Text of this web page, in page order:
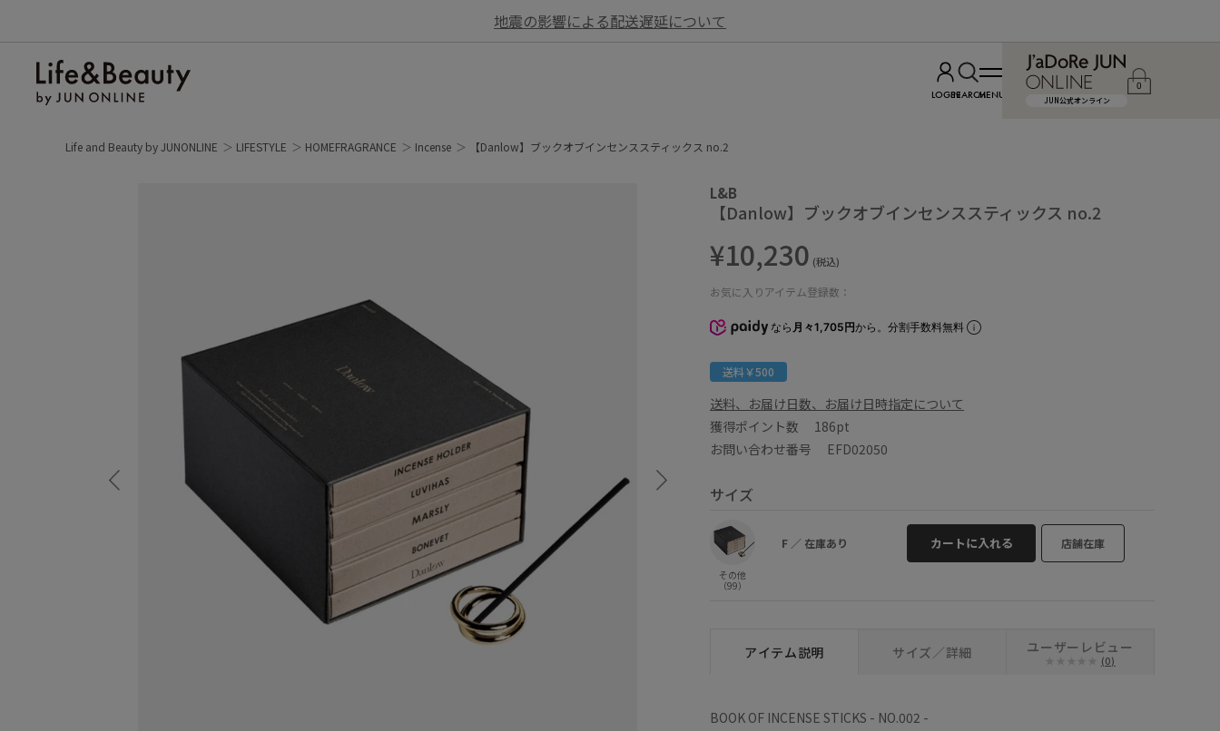
地震の影響による配送遅延について
LOGINSEARCHMENU JUN公式オンライン
0
Life and Beauty by JUNONLINE LIFESTYLE HOMEFRAGRANCE Incense 【Danlow】ブックオブインセンススティックス no.2
L&B
【Danlow】ブックオブインセンススティックス no.2
¥10,230 (税込)
お気に入りアイテム登録数：
なら 月々1,705円から。分割手数料無料
送料￥500
送料、お届け日数、お届け日時指定について
獲得ポイント数 186pt
お問い合わせ番号 EFD02050
サイズ
その他
（99）
F ／ 在庫あり カートに入れる 店舗在庫
アイテム説明 サイズ／詳細 ユーザーレビュー
(0)
BOOK OF INCENSE STICKS - NO.002 -